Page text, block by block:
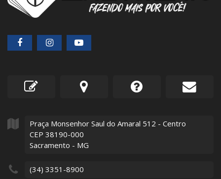
Praça Monsenhor Saul do Amaral 512 - Centro
CEP 38190-000
Sacramento - MG
(34) 3351-8900